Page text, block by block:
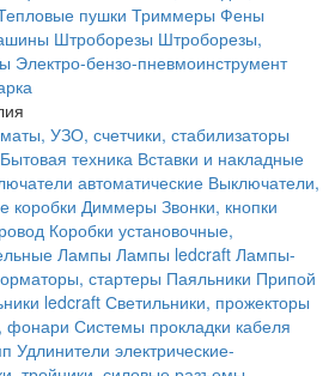
пушки Триммеры Фены
Штроборезы Штроборезы,
Электро-бензо-пневмоинструмент
УЗО, счетчики, стабилизаторы
Бытовая техника Вставки и накладные
автоматические Выключатели,
коробки Диммеры Звонки, кнопки
Коробки установочные,
Лампы Лампы ledcraft Лампы-
стартеры Паяльники Припой
ledcraftСветильники, прожекторы
фонари Системы прокладки кабеля
Удлинители электрические-